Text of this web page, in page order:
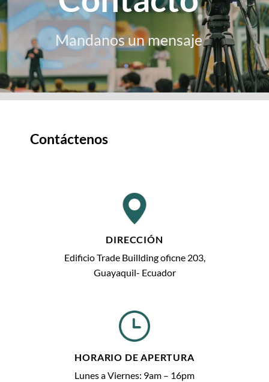
Mandanos un mensaje
Contáctenos
DIRECCIÓN
Edificio Trade Buillding oficne 203,
Guayaquil- Ecuador
HORARIO DE APERTURA
Lunes a Viernes: 9am – 16pm